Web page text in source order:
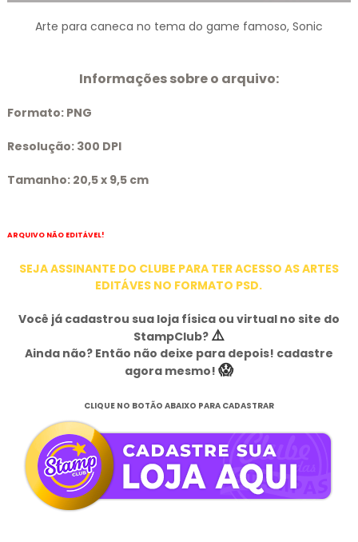
Arte para caneca no tema do game famoso, Sonic
Informações sobre o arquivo:
Formato: PNG
Resolução: 300 DPI
Tamanho: 20,5 x 9,5 cm
ARQUIVO NÃO EDITÁVEL!
SEJA ASSINANTE DO CLUBE PARA TER ACESSO AS ARTES
EDITÁVES NO FORMATO PSD.
Você já cadastrou sua loja física ou virtual no site do
StampClub? ⚠️
Ainda não? Então não deixe para depois! cadastre
agora mesmo! 😱
CLIQUE NO BOTÃO ABAIXO PARA CADASTRAR